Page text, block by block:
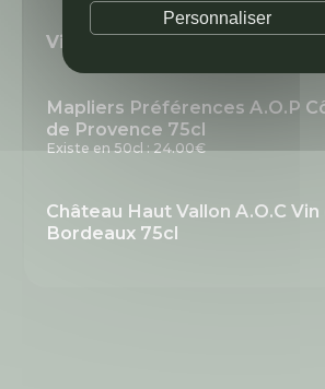
Vins rouges
Mapliers Préférences A.O.P
de Provence 75cl
Existe en 50cl : 24.00€
Château Haut Vallon A.O.C Vin
Bordeaux 75cl
Personnaliser